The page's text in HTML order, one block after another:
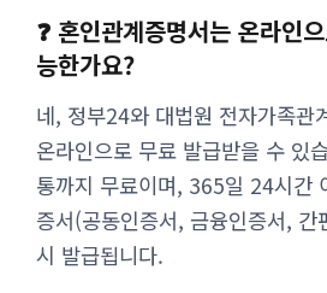
❓ 혼인관계증명서는 온라인
능한가요?
네, 정부24와 대법원 전자가족관
온라인으로 무료 발급받을 수 있
통까지 무료이며, 365일 24시간
증서(공동인증서, 금융인증서, 간
시 발급됩니다.